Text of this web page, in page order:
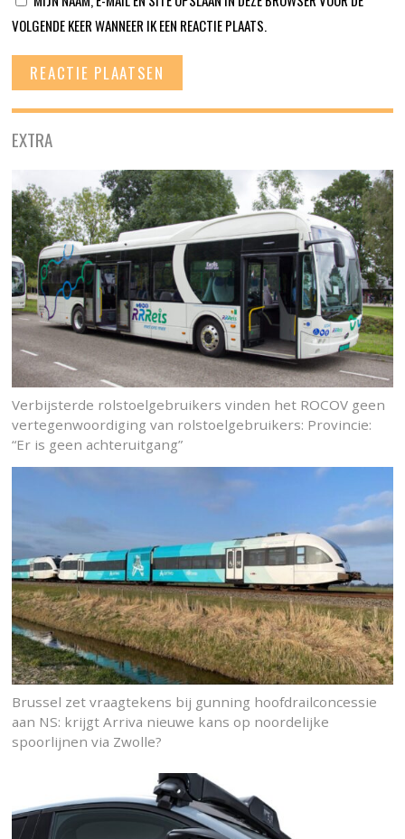
VOLGENDE KEER WANNEER IK EEN REACTIE PLAATS.
EXTRA
Verbijsterde rolstoelgebruikers vinden het ROCOV geen
vertegenwoordiging van rolstoelgebruikers: Provincie:
“Er is geen achteruitgang”
Brussel zet vraagtekens bij gunning hoofdrailconcessie
aan NS: krijgt Arriva nieuwe kans op noordelijke
spoorlijnen via Zwolle?